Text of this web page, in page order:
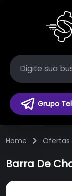
Grupo
Home Ofertas
Barra De